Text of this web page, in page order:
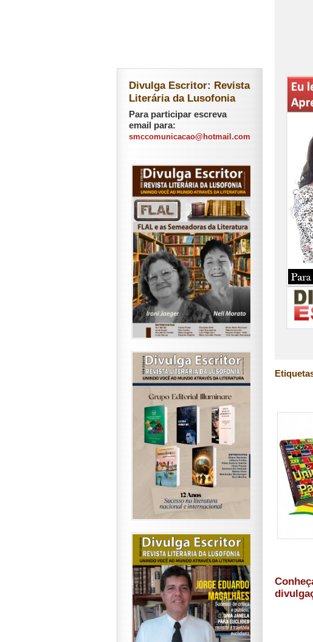
Divulga Escritor: Revista
Literária da Lusofonia
Para participar escreva
email para:
smccomunicacao@hotmail.com